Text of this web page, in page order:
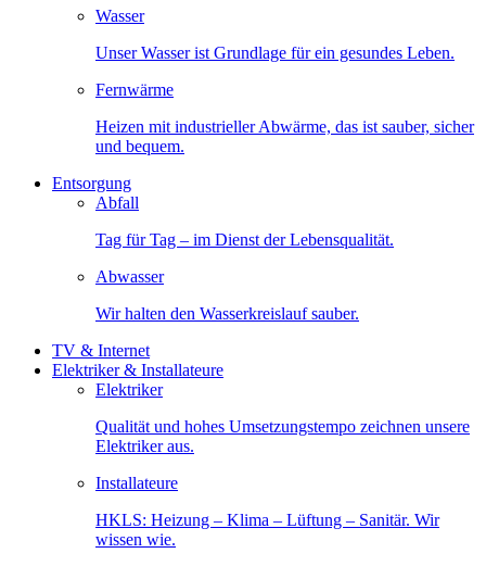
Wasser
Unser Wasser ist Grundlage für ein gesundes Leben.
Fernwärme
Heizen mit industrieller Abwärme, das ist sauber, sicher
und bequem.
Entsorgung
Abfall
Tag für Tag – im Dienst der Lebensqualität.
Abwasser
Wir halten den Wasserkreislauf sauber.
TV & Internet
Elektriker & Installateure
Elektriker
Qualität und hohes Umsetzungstempo zeichnen unsere
Elektriker aus.
Installateure
HKLS: Heizung – Klima – Lüftung – Sanitär. Wir
wissen wie.